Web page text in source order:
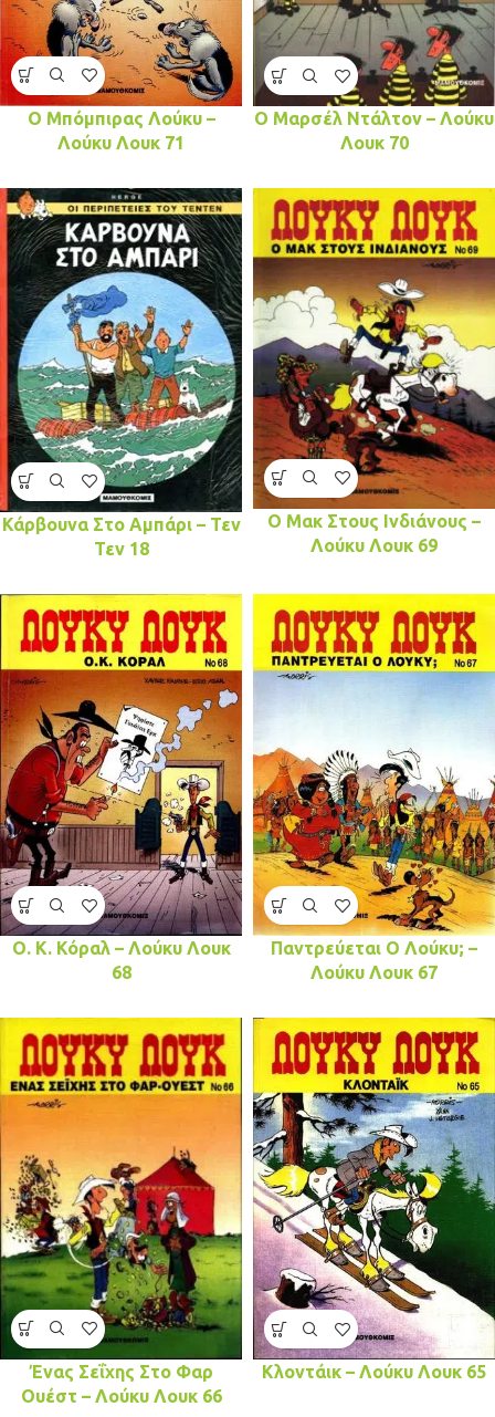
Ο Μπόμπιρας Λούκυ –
Λούκυ Λουκ 71
Ο Μαρσέλ Ντάλτον – Λούκυ
Λουκ 70
Κάρβουνα Στο Αμπάρι – Τεν
Τεν 18
Ο Μακ Στους Ινδιάνους –
Λούκυ Λουκ 69
Ο. Κ. Κόραλ – Λούκυ Λουκ
68
Παντρεύεται Ο Λούκυ; –
Λούκυ Λουκ 67
Ένας Σεΐχης Στο Φαρ
Ουέστ – Λούκυ Λουκ 66
Κλοντάικ – Λούκυ Λουκ 65